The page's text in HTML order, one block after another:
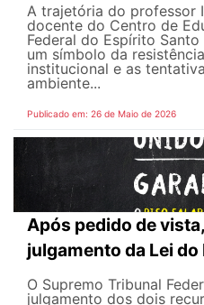
A trajetória do professor
docente do Centro de
Federal do Espírito
um símbolo da
institucional e as
ambiente...
Publicado em: 26 de Maio de 2026
Após pedido de
julgamento da Lei
O Supremo Tribunal
julgamento dos dois